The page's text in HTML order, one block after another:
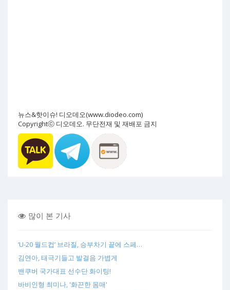
뉴스&핫이슈! 디오데오(www.diodeo.com)
Copyrightⓒ 디오데오. 무단전재 및 재배포 금지
많이 본 기사
‘U-20 월드컵’ 브라질, 승부차기 끝에 스페…
김연아, 태극기들고 발걸음 가볍게
밴쿠버 국가대표 선수단 화이팅!
바비인형 최미나, '화끈한 몸매'